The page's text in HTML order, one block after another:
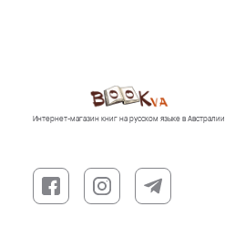
Интернет-магазин книг на русском языке в Австралии